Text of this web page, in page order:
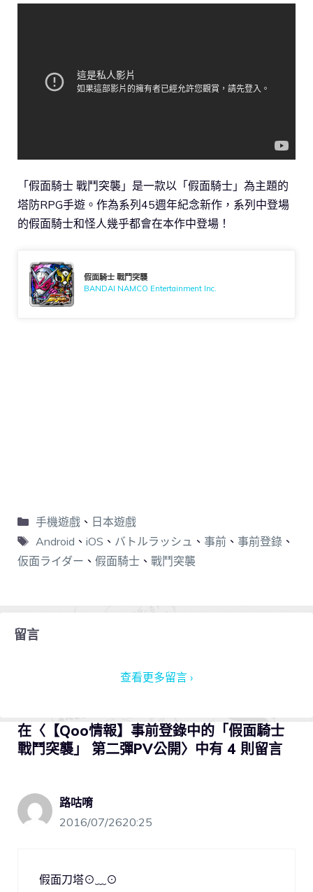
「假面騎士 戰鬥突襲」是一款以「假面騎士」為主題的
塔防RPG手遊。作為系列45週年紀念新作，系列中登場
的假面騎士和怪人幾乎都會在本作中登場！
假面騎士 戰鬥突襲
BANDAI NAMCO Entertainment Inc.
手機遊戲、 日本遊戲
Android 、 iOS 、 バトルラッシュ 、 事前、 事前登錄、
仮面ライダー 、 假面騎士 、 戰鬥突襲
留言
查看更多留言 ›
在〈【Qoo情報】事前登錄中的「假面騎士
戰鬥突襲」 第二彈PV公開〉中有 4 則留言
路咕唷
2016/07/2620:25
假面刀塔⊙﹏⊙